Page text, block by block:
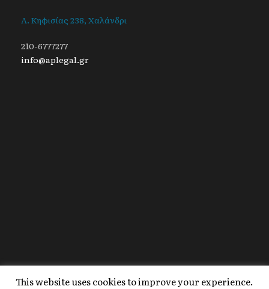
Λ. Κηφισίας 238, Χαλάνδρι
210-6777277
info@aplegal.gr
This website uses cookies to improve your experience.